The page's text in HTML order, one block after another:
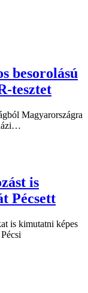
besorolású
tesztet
Magyarországra
is
Pécsett
is kimutatni képes